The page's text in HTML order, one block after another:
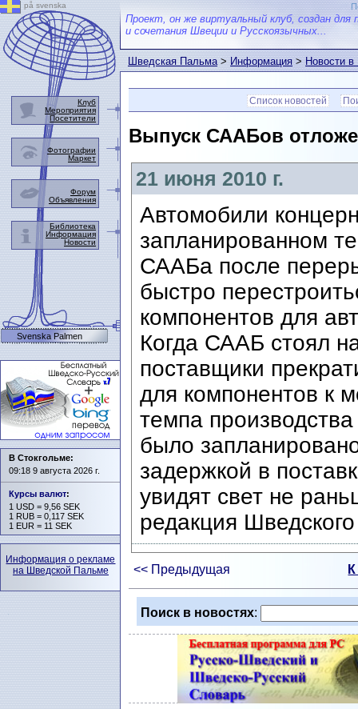
Проект, он же виртуальный клуб, создан для
и сочетания Швеции и Русскоязычных...
Шведская Пальма>Информация>Новости
Список новостей
Выпуск СААБов
21 июня 2010 г.
Автомобили
запланированном
СААБа после
быстро
компонентов для
Когда СААБ стоял
поставщики
для компонентов к
темпа
было
задержкой в
увидят свет не
редакция
<< Предыдущая
Поиск в новостях:
på svenska
Клуб
Мероприятия
Посетители
Фотографии
Маркет
Форум
Объявления
Библиотека
Информация
Новости
Svenska Palmen
В Стокгольме:
09:18 9 августа 2026 г.
Курсы валют:
1 USD = 9,56 SEK
1 RUB = 0,117 SEK
1 EUR = 11 SEK
Информация о рекламе
на Шведской Пальме